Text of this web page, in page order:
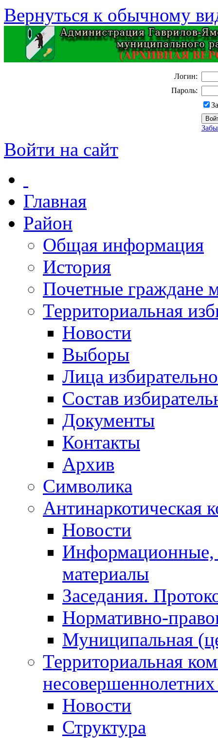
Вернуться к обычному
Логин:
Пароль:
Войти на сайт
Главная
Район
Общая информация
История
Почетные граждане
Территориальная
Новости
Выборы
Лица
Состав
Документы
Контакты
Архив
Символика
Антинаркотическая
Новости
Информационные,
материалы
Заседания.
Нормативно-
Муниципальная
Территориальная
Новости
Структура